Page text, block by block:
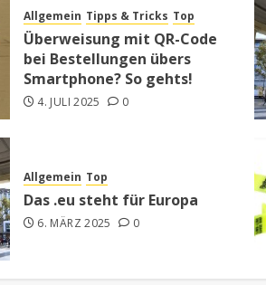
Allgemein Tipps & Tricks Top
Überweisung mit QR-Code
bei Bestellungen übers
Smartphone? So gehts!
4. JULI 2025 0
Allgemein Top
Das .eu steht für Europa
6. MÄRZ 2025 0